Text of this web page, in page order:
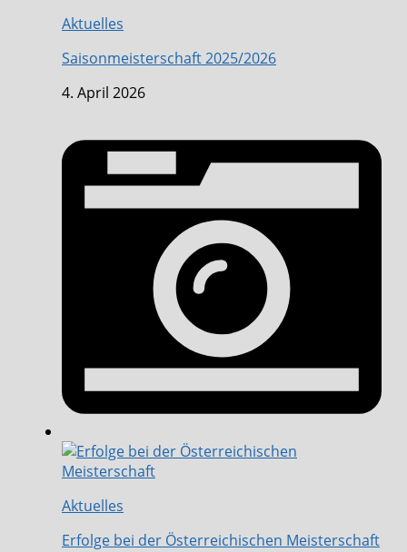
Aktuelles
Saisonmeisterschaft 2025/2026
4. April 2026
Aktuelles
Erfolge bei der Österreichischen Meisterschaft